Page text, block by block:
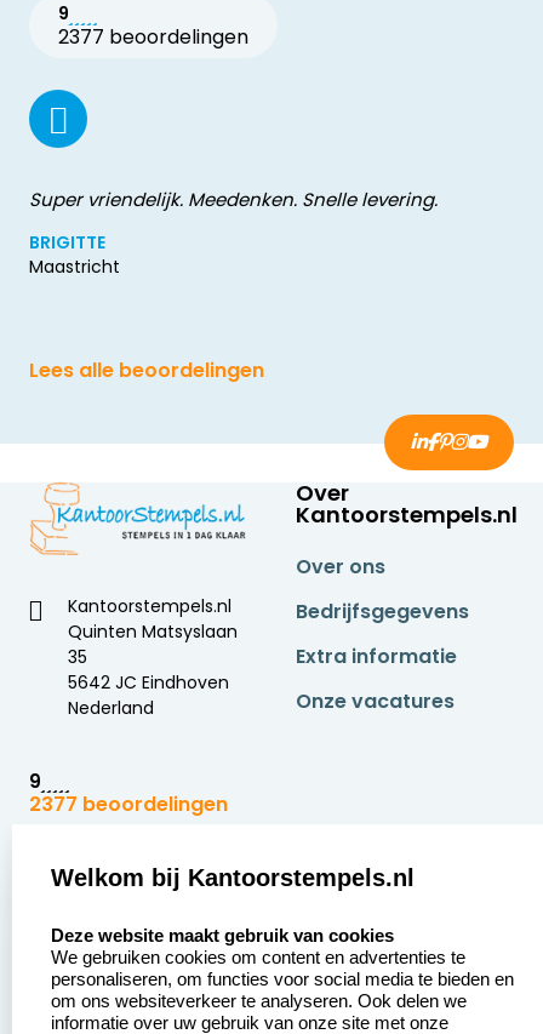
9
2377 beoordelingen
Super vriendelijk. Meedenken. Snelle levering.
BRIGITTE
Maastricht
Lees alle beoordelingen
Kantoorstempels.nl
Quinten Matsyslaan
35
5642 JC Eindhoven
Nederland
9
2377 beoordelingen
Over
Kantoorstempels.nl
Over ons
Bedrijfsgegevens
Extra informatie
Onze vacatures
Zakelijk:
Aanvraag op maat
Betaling &
Verzending
Klantenservice:
Contact opnemen
Veel gestelde vragen
Retourneren
Welkom bij Kantoorstempels.nl
Deze website maakt gebruik van cookies
We gebruiken cookies om content en advertenties te
personaliseren, om functies voor social media te bieden en
om ons websiteverkeer te analyseren. Ook delen we
informatie over uw gebruik van onze site met onze